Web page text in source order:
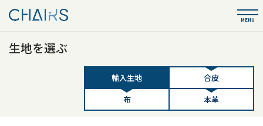
生地を選ぶ
輸入生地
合皮
布
本革